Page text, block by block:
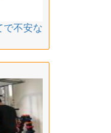
で不安な